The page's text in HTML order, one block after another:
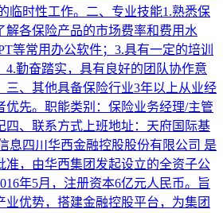
临时性工作。二、专业技能1.熟悉保
解各保险产品的市场费率和费用水
等常用办公软件；3.具有一定的培训
4.勤奋踏实，具有良好的团队协作意
三、其他具备保险行业3年以上从业经
优先。职能类别：保险业务经理/主管
四、联系方式上班地址：天府国际基
息四川华西金融控股股份有限公司 是
准，由华西集团发起设立的全资子公
年5月，注册资本6亿元人民币。旨
业优势，搭建金融控股平台，为集团